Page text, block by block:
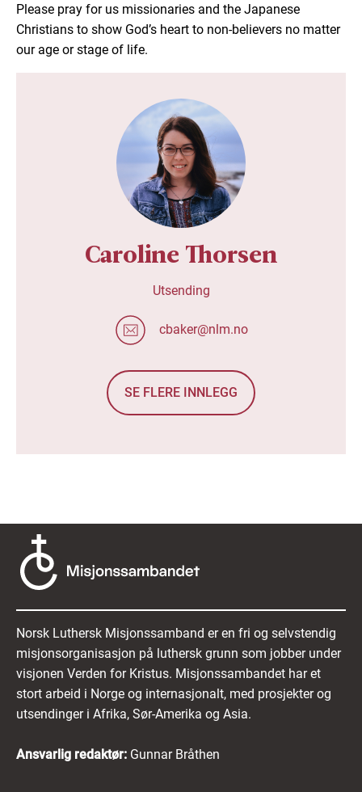
Please pray for us missionaries and the Japanese
Christians to show God’s heart to non-believers no matter
our age or stage of life.
Caroline Thorsen
Utsending
cbaker@nlm.no
SE FLERE INNLEGG
Norsk Luthersk Misjonssamband er en fri og selvstendig
misjonsorganisasjon på luthersk grunn som jobber under
visjonen Verden for Kristus. Misjonssambandet har et
stort arbeid i Norge og internasjonalt, med prosjekter og
utsendinger i Afrika, Sør-Amerika og Asia.
Ansvarlig redaktør: Gunnar Bråthen